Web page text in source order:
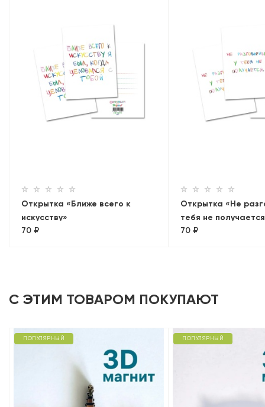
Открытка «Ближе всего к
искусству»
70 ₽
Открытка «Не
тебя не
70 ₽
С ЭТИМ ТОВАРОМ ПОКУПАЮТ
ПОПУЛЯРНЫЙ ПОПУЛЯРНЫЙ